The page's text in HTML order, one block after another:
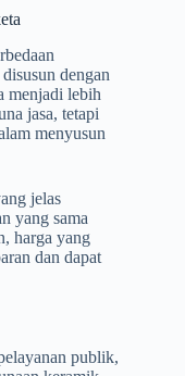
dengan
menjadi lebih
jasa, tetapi
menyusun
jelas
yang sama
harga yang
dan dapat
publik,